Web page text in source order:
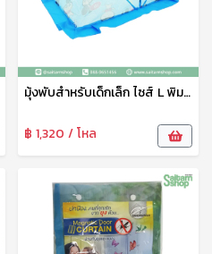
มุ้งพับสำหรับเด็กเล็ก ไซส์ L พิมพ์ลาย Netto
฿ 1,320 / โหล